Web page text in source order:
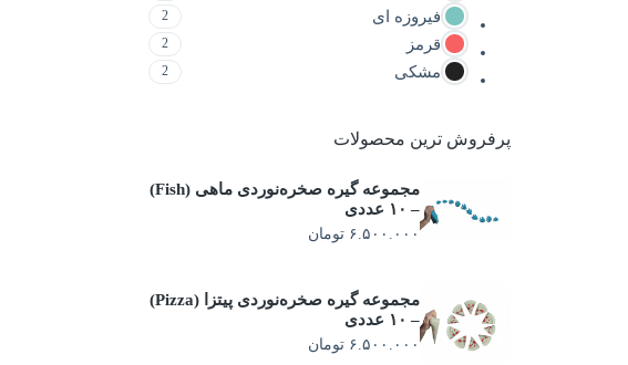
فیروزه ای 2
قرمز 2
مشکی 2
پرفروش ترین محصولات
مجموعه گیره صخره‌نوردی ماهی (Fish)
– ۱۰ عددی
۶.۵۰۰.۰۰۰ تومان
مجموعه گیره صخره‌نوردی پیتزا (Pizza)
– ۱۰ عددی
۶.۵۰۰.۰۰۰ تومان